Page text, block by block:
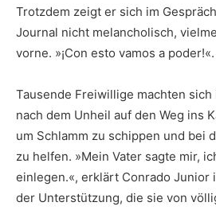
Trotzdem zeigt er sich im
Journal nicht melancholisch,
vorne. »¡Con esto vamos a
Tausende Freiwillige machten
nach dem Unheil auf den Weg ins
um Schlamm zu schippen und bei
zu helfen. »Mein Vater sagte mir,
einlegen.«, erklärt Conrado Junior
der Unterstützung, die sie von